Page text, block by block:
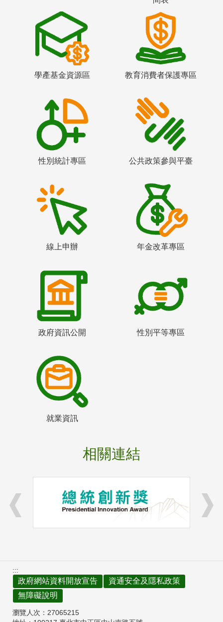
學產基金資源區 教育消費者保護專區
性別統計專區 公共政策參與平臺
線上申辦 年金改革專區
政府資訊公開 性別平等專區
就業資訊
相關連結
:::
政府網站資料開放宣告
資通安全及隱私政策
無障礙說明
瀏覽人次： 27065215